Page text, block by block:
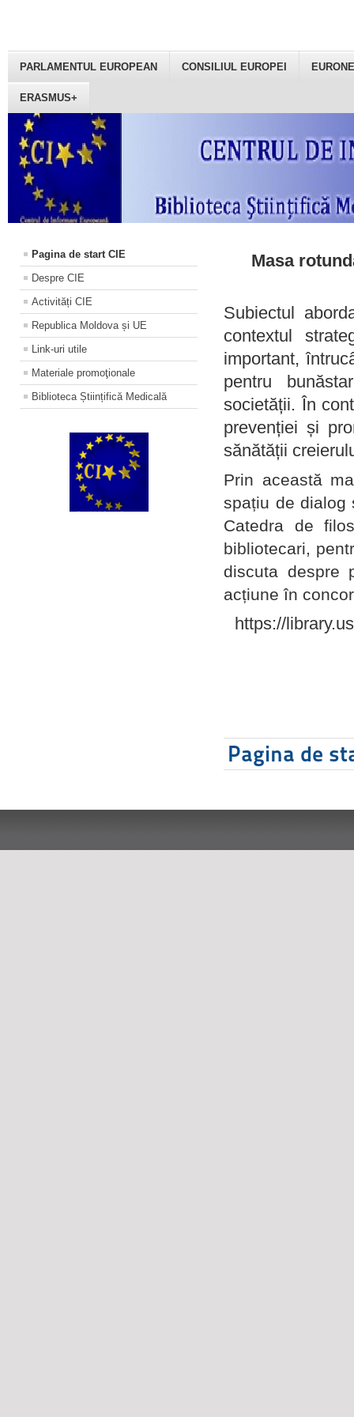
PARLAMENTUL EUROPEAN CONSILIUL EUROPEI
ERASMUS+
Pagina de start CIE
Despre CIE
Activități CIE
Republica Moldova și UE
Link-uri utile
Materiale promoţionale
Biblioteca Științifică Medicală
Masa
Subiectul
contextul
important,
pentru
societății. În
prevenției și
sănătății
Prin această
spațiu de dialog
Catedra de
bibliotecari,
discuta despre
acțiune în
https://
Pagina de